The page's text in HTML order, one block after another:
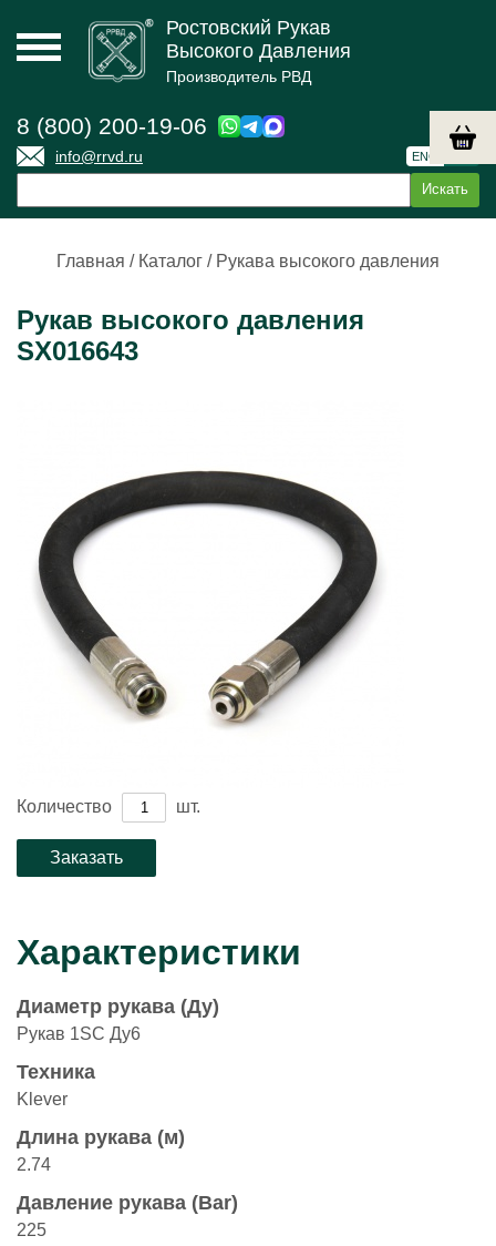
Ростовский Рукав
Высокого Давления
Производитель РВД
8 (800) 200-19-06
info@rrvd.ru ENG
Главная / Каталог / Рукава высокого давления
Рукав высокого давления
SX016643
Количество шт.
Характеристики
Диаметр рукава (Ду)
Рукав 1SC Ду6
Техника
Klever
Длина рукава (м)
2.74
Давление рукава (Bar)
225